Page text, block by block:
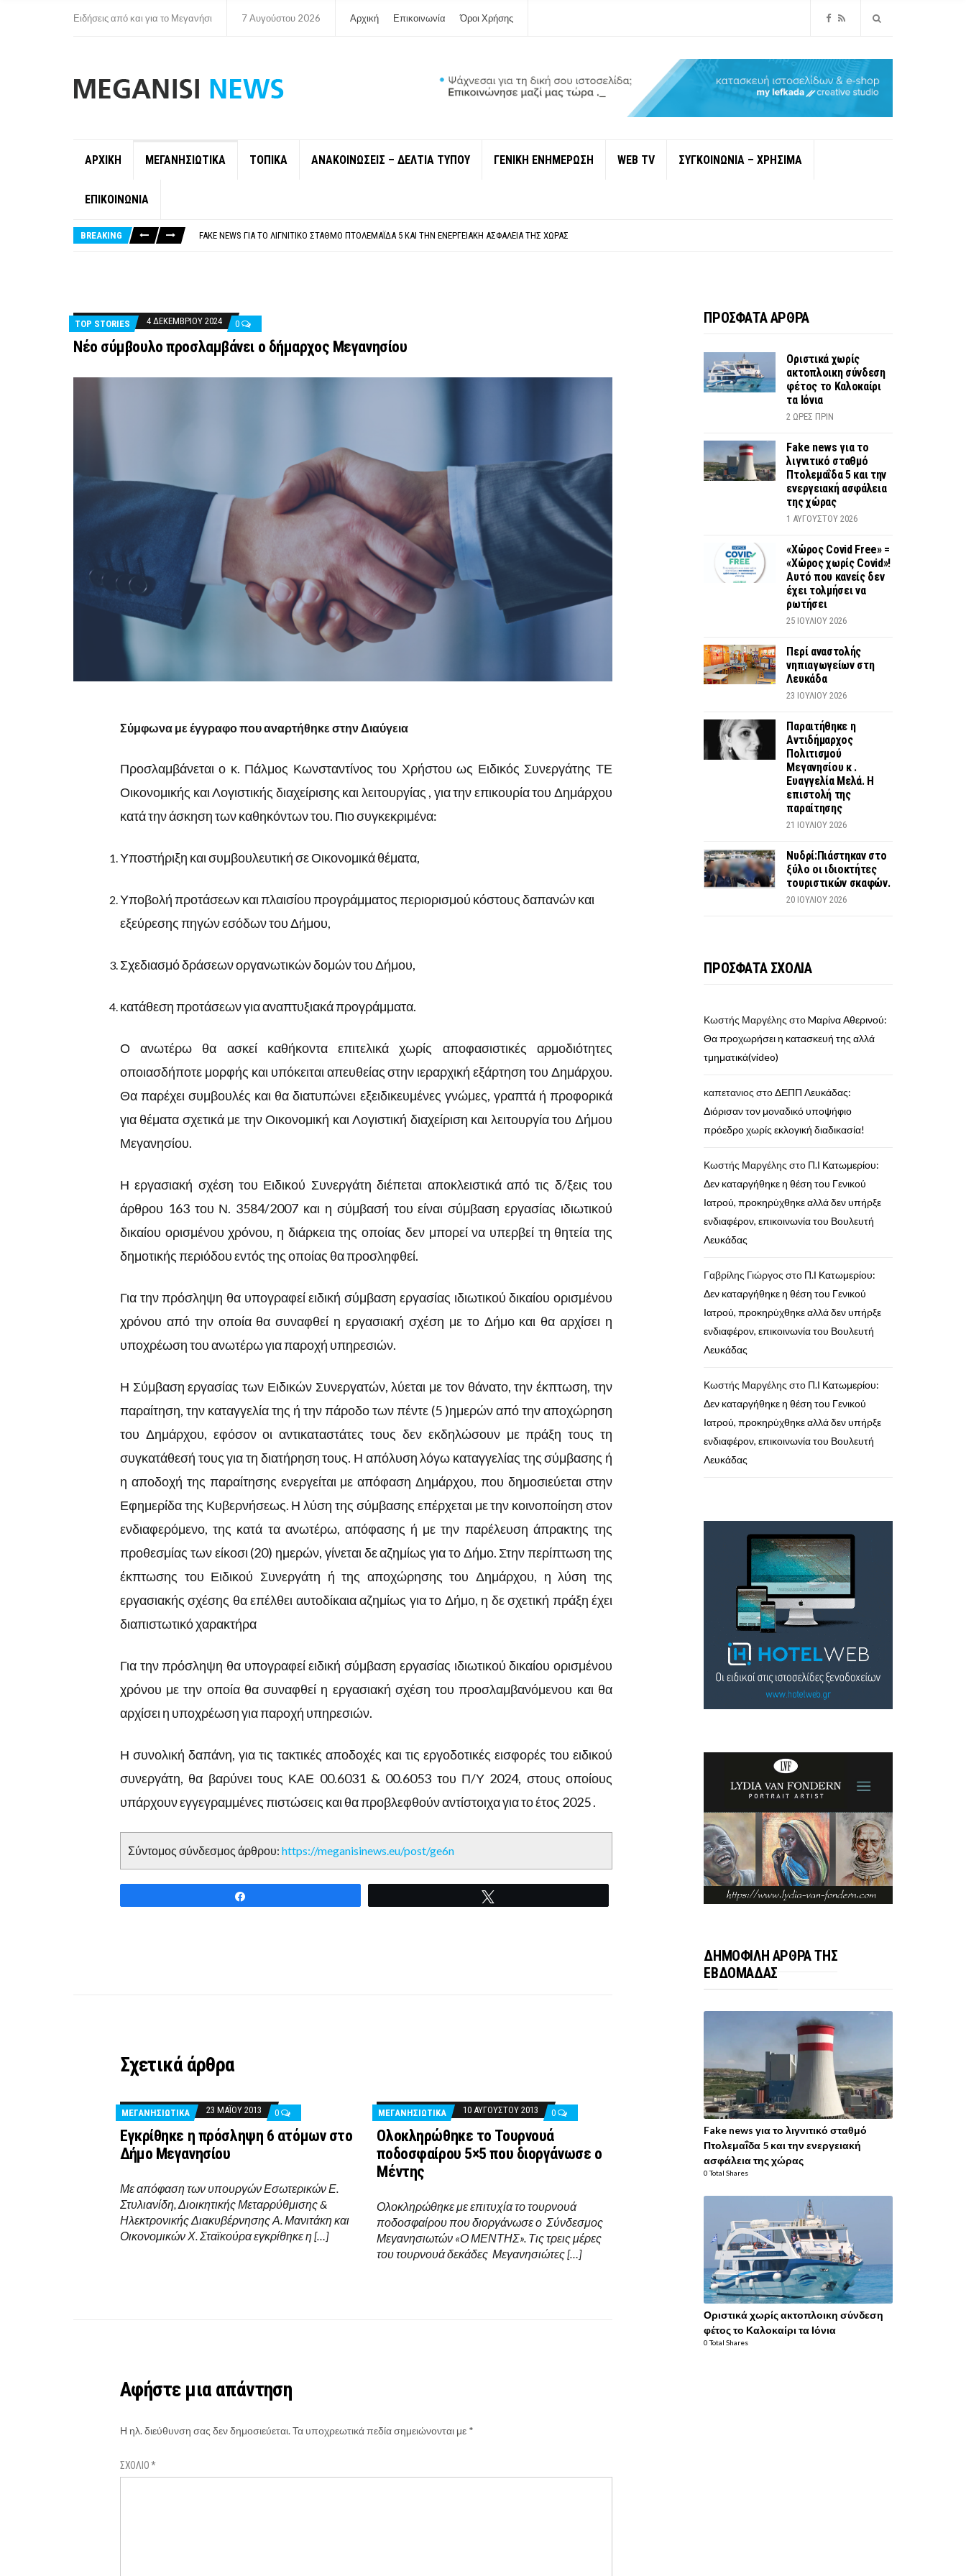
Ειδήσεις από και για το Μεγανήσι 7 Αυγούστου 2026 Αρχική Επικοινωνία Όροι Χρήσης
ΑΡΧΙΚΗ ΜΕΓΑΝΗΣΙΩΤΙΚΑ ΤΟΠΙΚΑ ΑΝΑΚΟΙΝΩΣΕΙΣ – ΔΕΛΤΙΑ ΤΥΠΟΥ ΓΕΝΙΚΗ ΕΝΗΜΕΡΩΣΗ WEB TV ΣΥΓΚΟΙΝΩΝΙΑ – ΧΡΗΣΙΜΑ
ΕΠΙΚΟΙΝΩΝΙΑ
BREAKING
FAKE NEWS ΓΙΑ ΤΟ ΛΙΓΝΙΤΙΚΌ ΣΤΑΘΜΌ ΠΤΟΛΕΜΑΪ́ΔΑ 5 ΚΑΙ ΤΗΝ ΕΝΕΡΓΕΙΑΚΉ ΑΣΦΆΛΕΙΑ ΤΗΣ ΧΏΡΑΣ
TOP STORIES 4 ΔΕΚΕΜΒΡΊΟΥ 2024 0
Νέο σύμβουλο προσλαμβάνει ο δήμαρχος Μεγανησίου
Σύμφωνα με έγγραφο που αναρτήθηκε στην Διαύγεια
Προσλαμβάνεται ο κ. Πάλμος Κωνσταντίνος του Χρήστου ως Ειδικός Συνεργάτης ΤΕ
Οικονομικής και Λογιστικής διαχείρισης και λειτουργίας , για την επικουρία του Δημάρχου
κατά την άσκηση των καθηκόντων του. Πιο συγκεκριμένα:
Υποστήριξη και συμβουλευτική σε Οικονομικά θέματα,
Υποβολή προτάσεων και πλαισίου προγράμματος περιορισμού κόστους δαπανών και
εξεύρεσης πηγών εσόδων του Δήμου,
Σχεδιασμό δράσεων οργανωτικών δομών του Δήμου,
κατάθεση προτάσεων για αναπτυξιακά προγράμματα.
Ο ανωτέρω θα ασκεί καθήκοντα επιτελικά χωρίς αποφασιστικές αρμοδιότητες
οποιασδήποτε μορφής και υπόκειται απευθείας στην ιεραρχική εξάρτηση του Δημάρχου.
Θα παρέχει συμβουλές και θα διατυπώνει εξειδικευμένες γνώμες, γραπτά ή προφορικά
για θέματα σχετικά με την Οικονομική και Λογιστική διαχείριση και λειτουργία του Δήμου
Μεγανησίου.
Η εργασιακή σχέση του Ειδικού Συνεργάτη διέπεται αποκλειστικά από τις δ/ξεις του
άρθρου 163 του Ν. 3584/2007 και η σύμβασή του είναι σύμβαση εργασίας ιδιωτικού
δικαίου ορισμένου χρόνου, η διάρκεια της οποίας δεν μπορεί να υπερβεί τη θητεία της
δημοτικής περιόδου εντός της οποίας θα προσληφθεί.
Για την πρόσληψη θα υπογραφεί ειδική σύμβαση εργασίας ιδιωτικού δικαίου ορισμένου
χρόνου από την οποία θα συναφθεί η εργασιακή σχέση με το Δήμο και θα αρχίσει η
υποχρέωση του ανωτέρω για παροχή υπηρεσιών.
Η Σύμβαση εργασίας των Ειδικών Συνεργατών, λύεται με τον θάνατο, την έκπτωση, την
παραίτηση, την καταγγελία της ή την πάροδο των πέντε (5 )ημερών από την αποχώρηση
του Δημάρχου, εφόσον οι αντικαταστάτες τους δεν εκδηλώσουν με πράξη τους τη
συγκατάθεσή τους για τη διατήρηση τους. Η απόλυση λόγω καταγγελίας της σύμβασης ή
η αποδοχή της παραίτησης ενεργείται με απόφαση Δημάρχου, που δημοσιεύεται στην
Εφημερίδα της Κυβερνήσεως. Η λύση της σύμβασης επέρχεται με την κοινοποίηση στον
ενδιαφερόμενο, της κατά τα ανωτέρω, απόφασης ή με την παρέλευση άπρακτης της
προθεσμίας των είκοσι (20) ημερών, γίνεται δε αζημίως για το Δήμο. Στην περίπτωση της
έκπτωσης του Ειδικού Συνεργάτη ή της αποχώρησης του Δημάρχου, η λύση της
εργασιακής σχέσης θαεπέλθει αυτοδίκαια αζημίως για το Δήμο, η δε σχετική πράξη έχει
διαπιστωτικό χαρακτήρα
Για την πρόσληψη θα υπογραφεί ειδική σύμβαση εργασίας ιδιωτικού δικαίου ορισμένου
χρόνου με την οποία θα συναφθεί η εργασιακή σχέση του προσλαμβανόμενου και θα
αρχίσει η υποχρέωση για παροχή υπηρεσιών.
Η συνολική δαπάνη, για τις τακτικές αποδοχές και τις εργοδοτικές εισφορές του ειδικού
συνεργάτη, θα βαρύνει τους ΚΑΕ 00.6031 & 00.6053 του Π/Υ 2024, στους οποίους
υπάρχουν εγγεγραμμένες πιστώσεις και θα προβλεφθούν αντίστοιχα για το έτος 2025 .
Σύντομος σύνδεσμος άρθρου: https://meganisinews.eu/post/ge6n
Σχετικά άρθρα
ΜΕΓΑΝΗΣΙΩΤΙΚΑ 23 ΜΑΪ́ΟΥ 2013 0
Εγκρίθηκε η πρόσληψη 6 ατόμων στο
Δήμο Μεγανησίου
Με απόφαση των υπουργών Εσωτερικών Ε.
Στυλιανίδη, Διοικητικής Μεταρρύθμισης &
Ηλεκτρονικής Διακυβέρνησης Α. Μανιτάκη και
Οικονομικών Χ. Σταϊκούρα εγκρίθηκε η […]
ΜΕΓΑΝΗΣΙΩΤΙΚΑ 10 ΑΥΓΟΎΣΤΟΥ 2013 0
Ολοκληρώθηκε το Τουρνουά
ποδοσφαίρου 5×5 που διοργάνωσε ο
Μέντης
Ολοκληρώθηκε με επιτυχία το τουρνουά
ποδοσφαίρου που διοργάνωσε ο Σύνδεσμος
Μεγανησιωτών «Ο ΜΕΝΤΗΣ». Τις τρεις μέρες
του τουρνουά δεκάδες Μεγανησιώτες […]
Αφήστε μια απάντηση
Η ηλ. διεύθυνση σας δεν δημοσιεύεται.Τα υποχρεωτικά πεδία σημειώνονται με *
ΣΧΌΛΙΟ*
ΠΡΟΣΦΑΤΑ ΑΡΘΡΑ
Οριστικά χωρίς
ακτοπλοικη σύνδεση
φέτος το Καλοκαίρι
τα Ιόνια
2 ΏΡΕΣ ΠΡΙΝ
Fake news για το
λιγνιτικό σταθμό
Πτολεμαΐδα 5 και την
ενεργειακή ασφάλεια
της χώρας
1 ΑΥΓΟΎΣΤΟΥ 2026
«Χώρος Covid Free» =
«Χώρος χωρίς Covid»!
Αυτό που κανείς δεν
έχει τολμήσει να
ρωτήσει
25 ΙΟΥΛΊΟΥ 2026
Περί αναστολής
νηπιαγωγείων στη
Λευκάδα
23 ΙΟΥΛΊΟΥ 2026
Παραιτήθηκε η
Αντιδήμαρχος
Πολιτισμού
Μεγανησίου κ .
Ευαγγελία Μελά. Η
επιστολή της
παραίτησης
21 ΙΟΥΛΊΟΥ 2026
Νυδρί:Πιάστηκαν στο
ξύλο οι ιδιοκτήτες
τουριστικών σκαφών.
20 ΙΟΥΛΊΟΥ 2026
ΠΡΟΣΦΑΤΑ ΣΧΟΛΙΑ
Κωστής Μαργέλης στοMαρίνα Αθερινού:
Θα προχωρήσει η κατασκευή της αλλά
τμηματικά(video)
καπετανιος στοΔΕΠΠ Λευκάδας:
Διόρισαν τον μοναδικό υποψήφιο
πρόεδρο χωρίς εκλογική διαδικασία!
Κωστής Μαργέλης στο Π.Ι Κατωμερίου:
Δεν καταργήθηκε η θέση του Γενικού
Ιατρού, προκηρύχθηκε αλλά δεν υπήρξε
ενδιαφέρον, επικοινωνία του Βουλευτή
Λευκάδας
Γαβρίλης Γιώργος στο Π.Ι Κατωμερίου:
Δεν καταργήθηκε η θέση του Γενικού
Ιατρού, προκηρύχθηκε αλλά δεν υπήρξε
ενδιαφέρον, επικοινωνία του Βουλευτή
Λευκάδας
Κωστής Μαργέλης στο Π.Ι Κατωμερίου:
Δεν καταργήθηκε η θέση του Γενικού
Ιατρού, προκηρύχθηκε αλλά δεν υπήρξε
ενδιαφέρον, επικοινωνία του Βουλευτή
Λευκάδας
ΔΗΜΟΦΙΛΗ ΑΡΘΡΑ ΤΗΣ
ΕΒΔΟΜΑΔΑΣ
Fake news για το λιγνιτικό σταθμό
Πτολεμαΐδα 5 και την ενεργειακή
ασφάλεια της χώρας
0 Total Shares
Οριστικά χωρίς ακτοπλοικη σύνδεση
φέτος το Καλοκαίρι τα Ιόνια
0 Total Shares